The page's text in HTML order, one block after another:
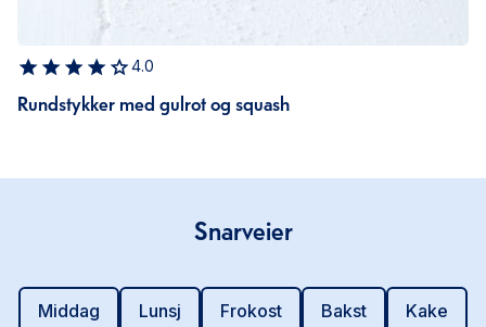
4.0
Rundstykker med gulrot og squash
Snarveier
Middag Lunsj Frokost Bakst Kake